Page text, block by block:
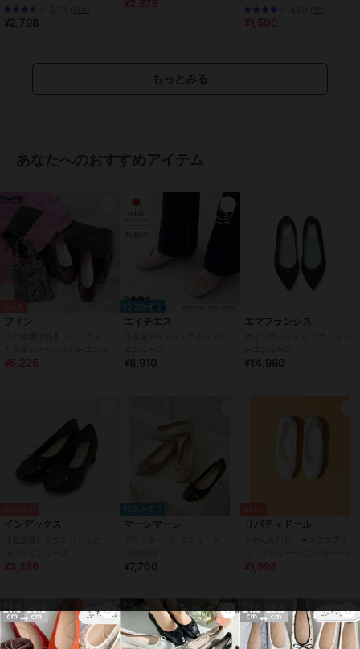
・ヒールの高さ:0.9cm
・ワイズ:22.5cm
・ワイズ:22.9cm
・ヒールの高さ:0.9cm
255サイズ (25.5cm)
・長さ:26.6cm
・ワイズ:23.2cm
・ヒールの高さ:0.9cm
260サイズ (26.0cm)
・ワイズ:23.6cm
ブランド ヴィヴィアン
ショップ VIVIAN COLLECTION
商品カテゴリ バレエシューズ
性別タイプ
レディース
ッター、グレージュスエード、パ
バーリザード、レッドエナメル、
ブラックPU、ブラックスエード、
ベージュ、ブラウン、グレー、プ
¥2,798
¥2,878
¥1,500
もっとみる
あなたへのおすすめアイテム
フィン
ーズ【低反発スポンジ入り】
¥5,225
¥500ｸｰﾎﾟﾝ
エイチエス
¥8,910
エマフランシス
¥14,960
インデックス
¥3,286
¥200ｸｰﾎﾟﾝ
マーレマーレ
¥7,700
リバティドール
ｽﾞ★1138
¥1,998
PR